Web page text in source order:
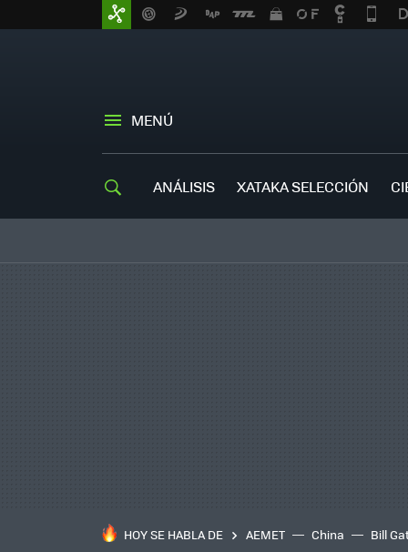
MENÚ
ANÁLISIS XATAKA SELECCIÓN
HOY SE HABLA DE AEMET China Bill